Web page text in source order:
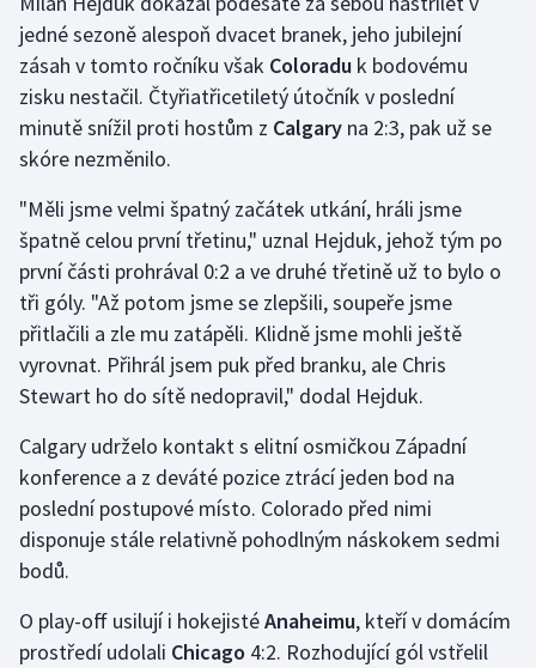
Lyže a snowboard
Moderní pětiboj
Motorsport
Parasport
Plavání
Plážový volejbal
Rychlobruslení
Rychlostní kanoistika
Sportovní střelba
jedné sezoně alespoň dvacet branek, jeho jubilejní
zásah v tomto ročníku však Coloradu k bodovému
zisku nestačil. Čtyřiatřicetiletý útočník v poslední
minutě snížil proti hostům z Calgary na 2:3, pak už se
skóre nezměnilo.
"Měli jsme velmi špatný začátek utkání, hráli jsme
špatně celou první třetinu," uznal Hejduk, jehož tým po
první části prohrával 0:2 a ve druhé třetině už to bylo o
tři góly. "Až potom jsme se zlepšili, soupeře jsme
přitlačili a zle mu zatápěli. Klidně jsme mohli ještě
vyrovnat. Přihrál jsem puk před branku, ale Chris
Stewart ho do sítě nedopravil," dodal Hejduk.
Calgary udrželo kontakt s elitní osmičkou Západní
konference a z deváté pozice ztrácí jeden bod na
poslední postupové místo. Colorado před nimi
disponuje stále relativně pohodlným náskokem sedmi
bodů.
O play-off usilují i hokejistéAnaheimu, kteří v domácím
prostředí udolali Chicago 4:2. Rozhodující gól vstřelil